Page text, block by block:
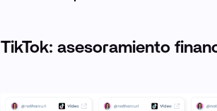
TikTok: asesoramiento